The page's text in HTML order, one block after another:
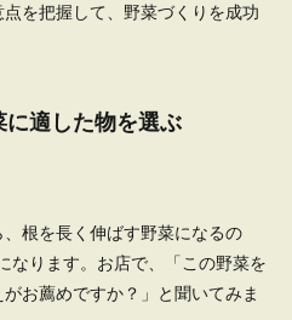
人暮らしをする人にとって、お米の消費
めたい女性のための簡単に栄
るメニューをご紹介
自炊しようと思っても料理が苦手だと諦
の...
を把握して、野菜づくりを成功
適した物を選ぶ
根を長く伸ばす野菜になるの
なります。お店で、「この野菜を
お薦めですか？」と聞いてみま